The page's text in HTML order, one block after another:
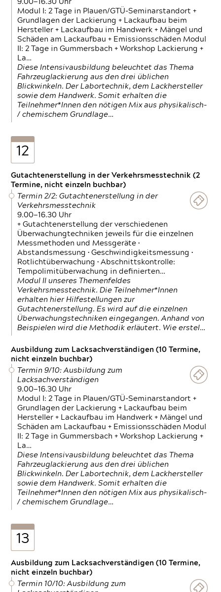
9.00—16.30 Uhr
Modul I: 2 Tage in Plauen/GTÜ-Seminarstandort +
Grundlagen der Lackierung + Lackaufbau beim
Hersteller + Lackaufbau im Handwerk + Mängel und
Schäden am Lackaufbau + Emissionsschäden Modul
II: 2 Tage in Gummersbach + Workshop Lackierung +
La…
Diese Intensivausbildung beleuchtet das Thema
Fahrzeuglackierung aus den drei üblichen
Blickwinkeln. Der Labortechnik, dem Lackhersteller
sowie dem Handwerk. Somit erhalten die
Teilnehmer*Innen den nötigen Mix aus physikalisch-
/ chemischem Grundlage…
12
Gutachtenerstellung in der Verkehrsmesstechnik (2
Termine, nicht einzeln buchbar)
Termin 2/2: Gutachtenerstellung in der
Verkehrsmesstechnik
9.00—16.30 Uhr
+ Gutachtenerstellung der verschiedenen
Überwachungtechniken jeweils für die einzelnen
Messmethoden und Messgeräte •
Abstandsmessung • Geschwindigkeitsmessung •
Rotlichtüberwachung • Abschnittskontrolle:
Tempolimitüberwachung in definierten…
Modul II unseres Themenfeldes
Verkehrsmesstechnik. Die Teilnehmer*Innen
erhalten hier Hilfestellungen zur
Gutachtenerstellung. Es wird auf die einzelnen
Überwachungstechniken eingegangen. Anhand von
Beispielen wird die Methodik erläutert. Wie erstel…
Ausbildung zum Lacksachverständigen (10 Termine,
nicht einzeln buchbar)
Termin 9/10: Ausbildung zum
Lacksachverständigen
9.00—16.30 Uhr
Modul I: 2 Tage in Plauen/GTÜ-Seminarstandort +
Grundlagen der Lackierung + Lackaufbau beim
Hersteller + Lackaufbau im Handwerk + Mängel und
Schäden am Lackaufbau + Emissionsschäden Modul
II: 2 Tage in Gummersbach + Workshop Lackierung +
La…
Diese Intensivausbildung beleuchtet das Thema
Fahrzeuglackierung aus den drei üblichen
Blickwinkeln. Der Labortechnik, dem Lackhersteller
sowie dem Handwerk. Somit erhalten die
Teilnehmer*Innen den nötigen Mix aus physikalisch-
/ chemischem Grundlage…
13
Ausbildung zum Lacksachverständigen (10 Termine,
nicht einzeln buchbar)
Termin 10/10: Ausbildung zum